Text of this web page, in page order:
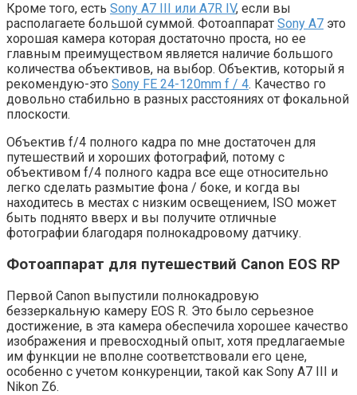
Кроме того, есть Sony A7 III или A7R IV, если вы
располагаете большой суммой. Фотоаппарат Sony A7 это
хорошая камера которая достаточно проста, но ее
главным преимуществом является наличие большого
количества объективов, на выбор. Объектив, который я
рекомендую-это Sony FE 24-120mm f / 4. Качество го
довольно стабильно в разных расстояниях от фокальной
плоскости.
Объектив f/4 полного кадра по мне достаточен для
путешествий и хороших фотографий, потому с
объективом f/4 полного кадра все еще относительно
легко сделать размытие фона / боке, и когда вы
находитесь в местах с низким освещением, ISO может
быть поднято вверх и вы получите отличные
фотографии благодаря полнокадровому датчику.
Фотоаппарат для путешествий Canon EOS RP
Первой Canon выпустили полнокадровую
беззеркальную камеру EOS R. Это было серьезное
достижение, в эта камера обеспечила хорошее качество
изображения и превосходный опыт, хотя предлагаемые
им функции не вполне соответствовали его цене,
особенно с учетом конкуренции, такой как Sony A7 III и
Nikon Z6.